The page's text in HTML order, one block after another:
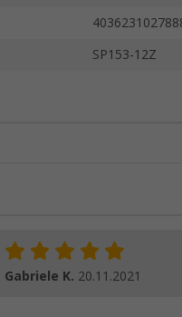
SP153-12Z
Gabriele K. 20.11.2021